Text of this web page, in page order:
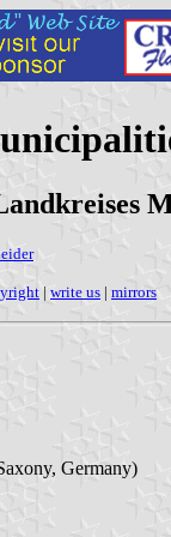
| write us | mirrors
Germany)